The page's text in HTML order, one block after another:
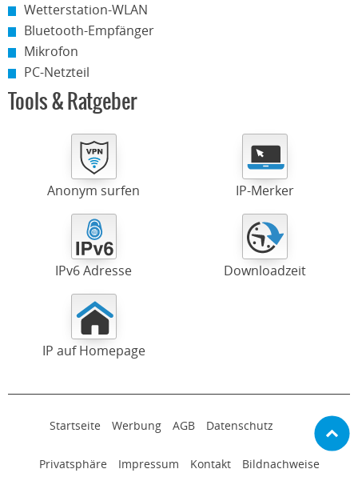
Wetterstation-WLAN
Bluetooth-Empfänger
Mikrofon
PC-Netzteil
Tools & Ratgeber
Anonym surfen IP-Merker
IPv6 Adresse Downloadzeit
IP auf Homepage
Startseite Werbung AGB Datenschutz
Privatsphäre Impressum Kontakt Bildnachweise